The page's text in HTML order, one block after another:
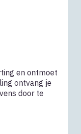
en ontmoet
ontvang je
door te